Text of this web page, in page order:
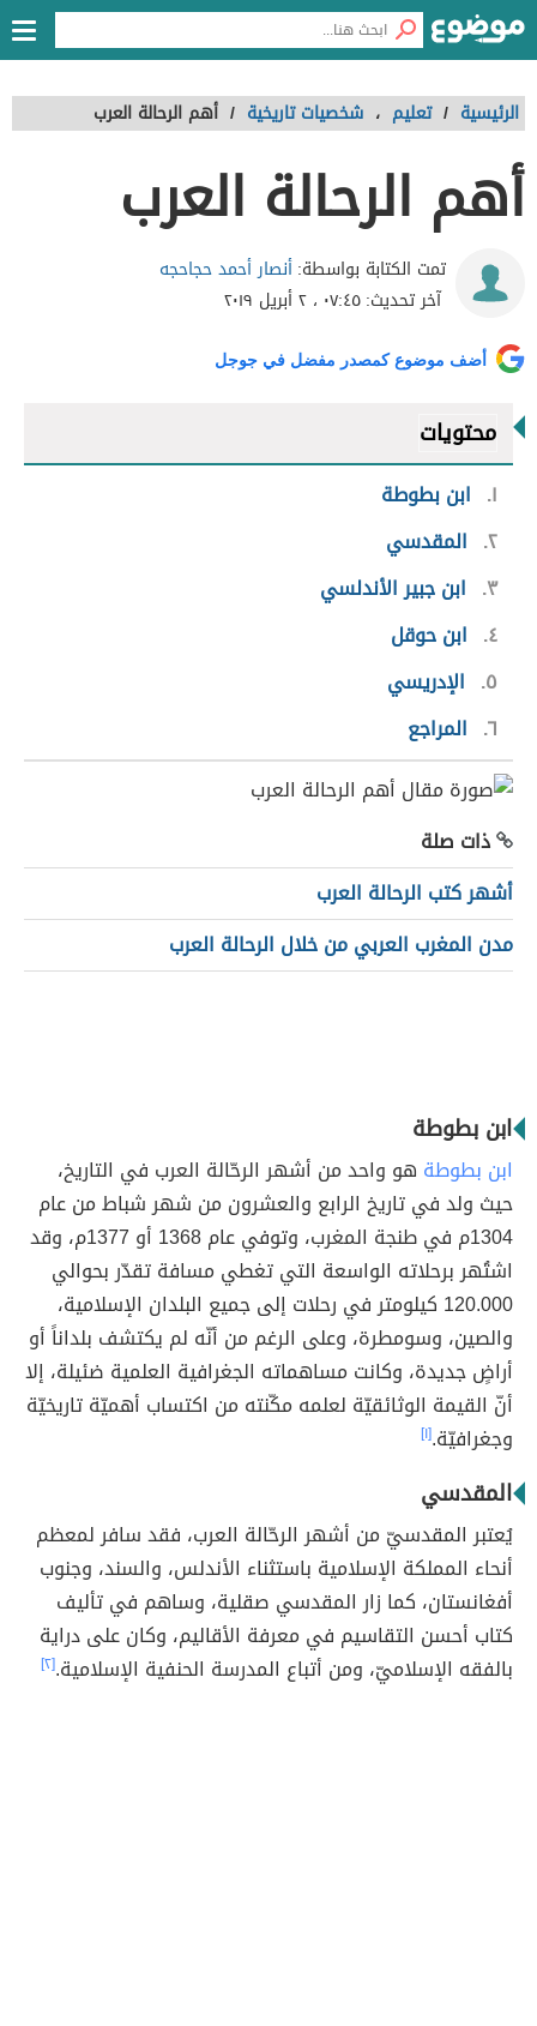
الرئيسية / تعليم ، شخصيات تاريخية / أهم الرحالة العرب
أهم الرحالة العرب
تمت الكتابة بواسطة:أنصار أحمد حجاحجه
آخر تحديث:٠٧:٤٥ ، ٢ أبريل ٢٠١٩
أضف موضوع كمصدر مفضل في جوجل
محتويات
١
ابن بطوطة
٢ المقدسي
٣
ابن جبير الأندلسي
٤
ابن حوقل
٥
الإدريسي
٦ المراجع
ذات صلة
أشهر كتب الرحالة العرب
مدن المغرب العربي من خلال الرحالة العرب
ابن بطوطة
ابن بطوطة هو واحد من أشهر الرحّالة العرب في التاريخ،
حيث ولد في تاريخ الرابع والعشرون من شهر شباط من عام
1304م في طنجة المغرب، وتوفي عام 1368 أو 1377م، وقد
اشتُهر برحلاته الواسعة التي تغطي مسافة تقدّر بحوالي
120.000 كيلومتر في رحلات إلى جميع البلدان الإسلامية،
والصين، وسومطرة، وعلى الرغم من أنّه لم يكتشف بلداناً أو
أراضٍ جديدة، وكانت مساهماته الجغرافية العلمية ضئيلة، إلا
أنّ القيمة الوثائقيّة لعلمه مكّنته من اكتساب أهميّة تاريخيّة
وجغرافيّة.[١]
المقدسي
يُعتبر المقدسيّ من أشهر الرحّالة العرب، فقد سافر لمعظم
أنحاء المملكة الإسلامية باستثناء الأندلس، والسند، وجنوب
أفغانستان، كما زار المقدسي صقلية، وساهم في تأليف
كتاب أحسن التقاسيم في معرفة الأقاليم، وكان على دراية
بالفقه الإسلاميّ، ومن أتباع المدرسة الحنفية الإسلامية.[٢]